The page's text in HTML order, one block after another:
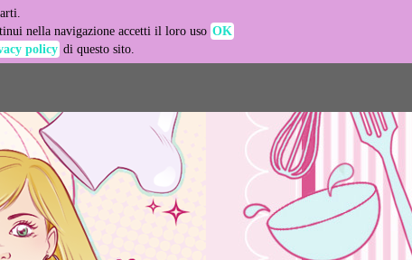
nella navigazione accetti il loro uso OK
policy di questo sito.
agent
usage
LEARN MORE